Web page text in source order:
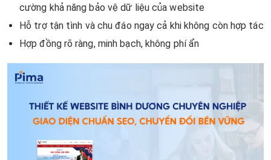
cường khả năng bảo vệ dữ liệu của website
Hỗ trợ tận tình và chu đáo ngay cả khi không còn hợp tác
Hợp đồng rõ ràng, minh bạch, không phí ẩn